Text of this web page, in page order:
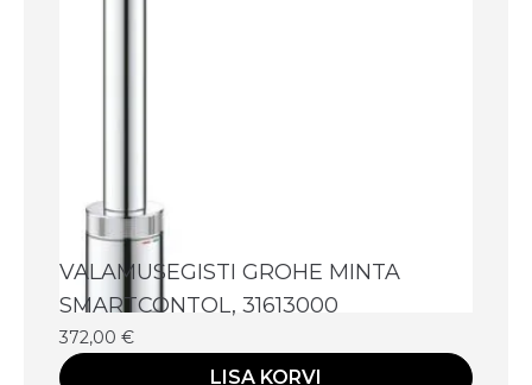
VALAMUSEGISTI GROHE MINTA
SMARTCONTOL, 31613000
372,00 €
LISA KORVI